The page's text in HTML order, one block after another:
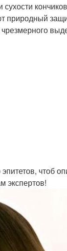
природный
чрезмерного
чтоб
экспертов!